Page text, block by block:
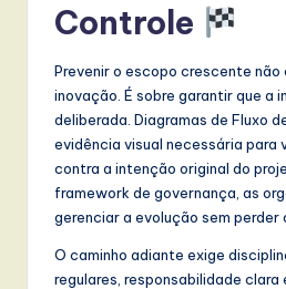
Controle
Prevenir o escopo crescente não
inovação. É sobre garantir que a
deliberada. Diagramas de Fluxo
evidência visual necessária para
contra a intenção original do
framework de governança, as
gerenciar a evolução sem perder
O caminho adiante exige
regulares, responsabilidade clara